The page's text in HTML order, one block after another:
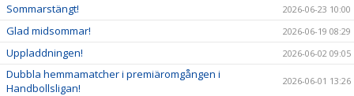
Sommarstängt! 2026-06-23 10:00
Glad midsommar! 2026-06-19 08:29
Uppladdningen! 2026-06-02 09:05
Dubbla hemmamatcher i premiäromgången i
Handbollsligan!
2026-06-01 13:26